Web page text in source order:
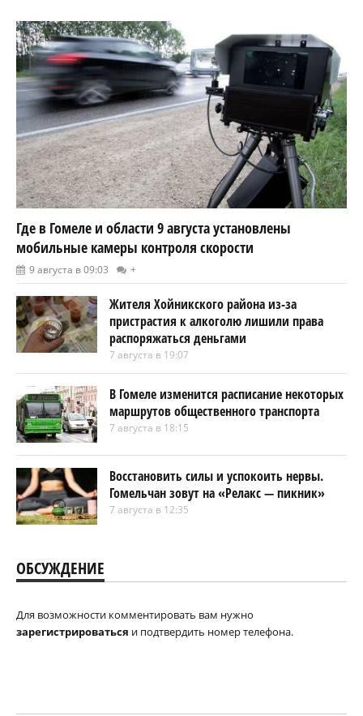
Где в Гомеле и области 9 августа установлены
мобильные камеры контроля скорости
9 августа в 09:03 +
Жителя Хойникского района из-за
пристрастия к алкоголю лишили права
распоряжаться деньгами
7 августа в 19:07
В Гомеле изменится расписание некоторых
маршрутов общественного транспорта
7 августа в 18:15
Восстановить силы и успокоить нервы.
Гомельчан зовут на «Релакс — пикник»
7 августа в 12:35
ОБСУЖДЕНИЕ
Для возможности комментировать вам нужно
зарегистрироваться и подтвердить номер телефона.